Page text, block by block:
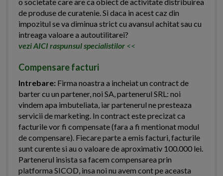
de produse de curatenie. Si daca in acest caz din
impozitul se va diminua strict cu avansul achitat sau cu
intreaga valoare a autoutilitarei?
vezi AICI raspunsul specialistilor <<
Compensare facturi
Intrebare: Firma noastra a incheiat un contract de
barter cu un partener, noi SA, partenerul SRL: noi
vindem apa imbuteliata, iar partenerul ne presteaza
servicii de marketing. In contract este precizat ca
facturile vor fi compensate (fara a fi mentionat modul
de compensare). Fiecare parte a emis facturi, facturile
sunt curente si au o valoare de aproximativ 100.000 lei.
Partenerul insista sa facem compensarea prin
platforma SICOD, insa noi nu avem cont pe aceasta